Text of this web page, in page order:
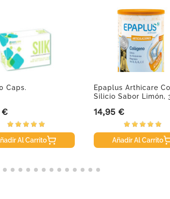
Caps.
€
Al Carrito
Epaplus Arthicare
Silicio Sabor Limón,
Precio
14,95 €
Añadir Al Carrito